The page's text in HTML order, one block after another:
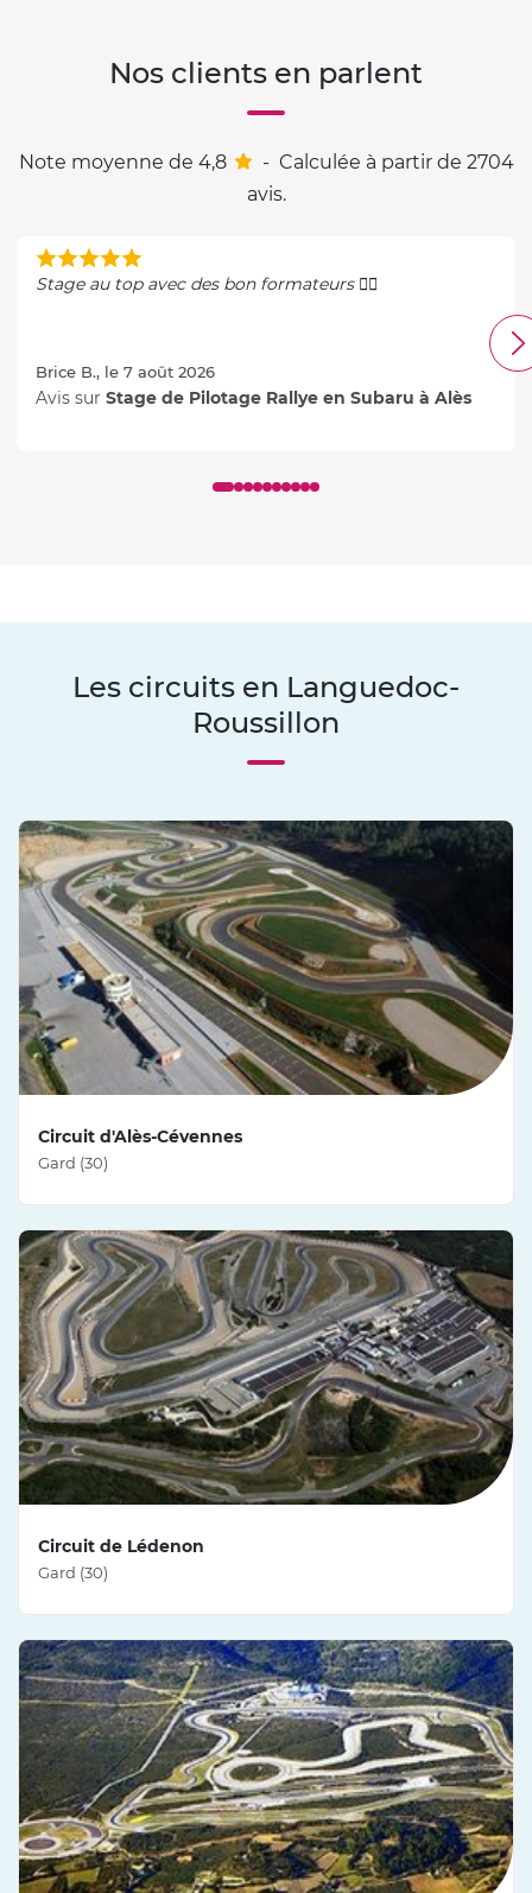
Nos clients en parlent
Note moyenne de 4,8 - Calculée à partir de 2704
avis.
Stage au top avec des bon formateurs 👌🏼
Brice B., le 7 août 2026
Avis sur Stage de Pilotage Rallye en Subaru à Alès
Les circuits en Languedoc-
Roussillon
Circuit d'Alès-Cévennes
Gard (30)
Circuit de Lédenon
Gard (30)